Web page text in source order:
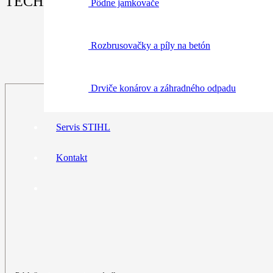
Pôdne jamkovače
Rozbrusovačky a píly na betón
Drviče konárov a záhradného odpadu
Servis STIHL
Kontakt